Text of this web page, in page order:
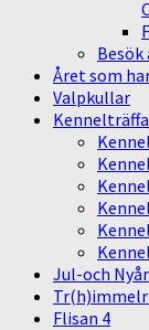
Året som
Valpkullar
Jul-och
Flisan 4